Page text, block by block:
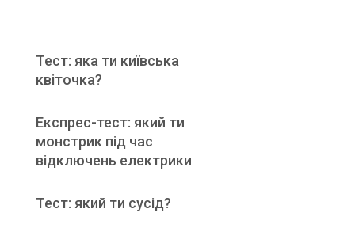
Тест: яка ти київська
квіточка?
Експрес-тест: який ти
монстрик під час
відключень електрики
Тест: який ти сусід?